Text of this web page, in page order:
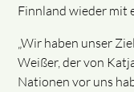
Finnland wieder mit
„Wir haben unser
Weißer, der von
Nationen vor uns